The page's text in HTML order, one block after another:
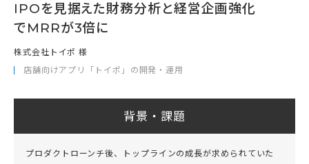
IPOを見据えた財務分析と経営企画強化
でMRRが3倍に
株式会社トイポ 様
店舗向けアプリ「トイポ」の開発・運用
背景・課題
プロダクトローンチ後、トップラインの成長が求められていた